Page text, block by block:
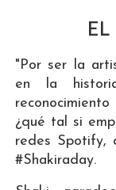
"Por ser la
en la
¿qué tal si
redes Spotify,
#Shakiraday.